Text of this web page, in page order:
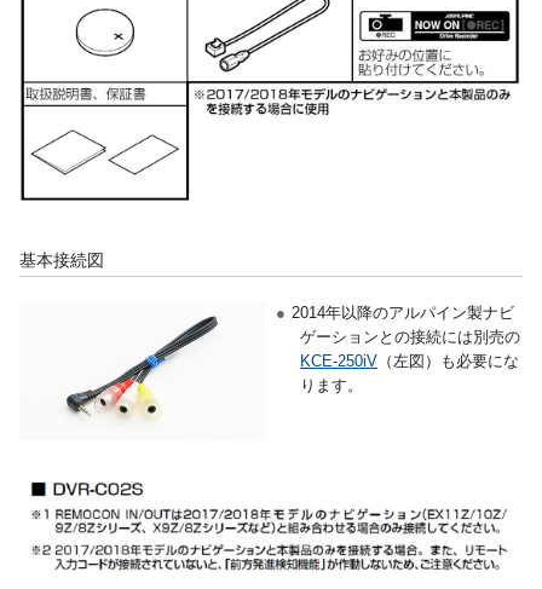
基本接続図
● 2014年以降のアルパイン製ナビ
ゲーションとの接続には別売の
KCE-250iV （左図）も必要にな
ります。